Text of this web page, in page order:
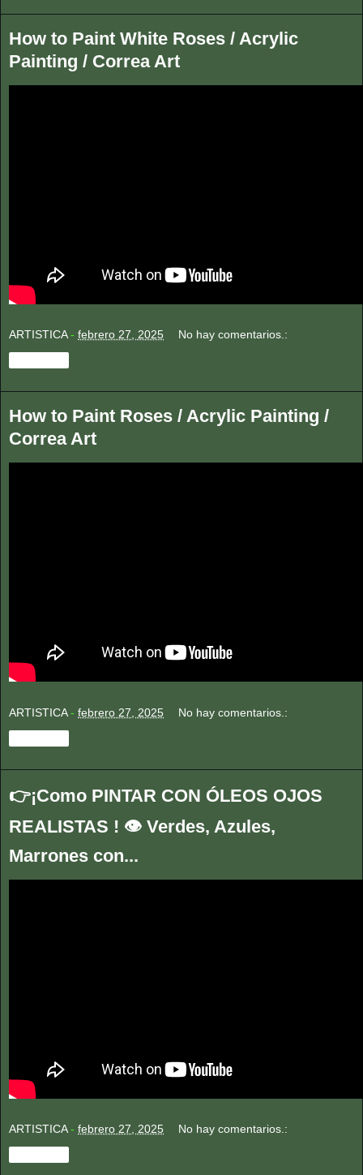
How to Paint White Roses / Acrylic
Painting / Correa Art
ARTISTICA - febrero 27, 2025 No hay comentarios.:
How to Paint Roses / Acrylic Painting /
Correa Art
ARTISTICA - febrero 27, 2025 No hay comentarios.:
👉¡Como PINTAR CON ÓLEOS OJOS
REALISTAS ! 👁️ Verdes, Azules,
Marrones con...
ARTISTICA - febrero 27, 2025 No hay comentarios.: